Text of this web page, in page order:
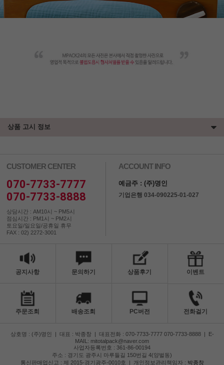
상품 고시 정보
CUSTOMER CENTER
070-7733-7777
070-7733-8888
상담시간 : AM10시 ~ PM5시
점심시간 : PM1시 ~ PM2시
토요일/일요일/공휴일 휴무
FAX : 02) 2272-3001
ACCOUNT INFO
예금주 : (주)명인
기업은행 034-090225-01-027
공지사항 문의하기 상품후기 이벤트
주문조회 배송조회 PC버전 전화걸기
상호명 : (주)명인 | 대표 : 박종창 | 대표전화 : 070-7733-7777 070-7733-8888 | E-
MAIL: mitotalpack@naver.com
사업자등록번호 : 361-86-00194
주소 : 경기도 광주시 마루들길 150번길 4(양벌동)
통신판매업신고 : 제 2015-경기광주-0010호
| 개인정보관리책임자 : 박종창